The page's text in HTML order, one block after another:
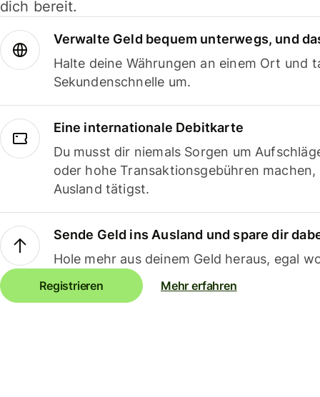
dich bereit.
Verwalte Geld bequem unterwegs, und
Halte deine Währungen an einem Ort und
Sekundenschnelle um.
Eine internationale Debitkarte
Du musst dir niemals Sorgen um
oder hohe Transaktionsgebühren
Ausland tätigst.
Sende Geld ins Ausland und spare dir
Hole mehr aus deinem Geld heraus, egal
Registrieren Mehr erfahren